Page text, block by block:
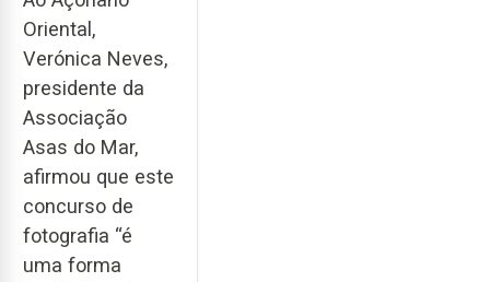
Oriental,
Verónica Neves,
presidente da
Associação
Asas do Mar,
afirmou que este
concurso de
fotografia “é
uma forma